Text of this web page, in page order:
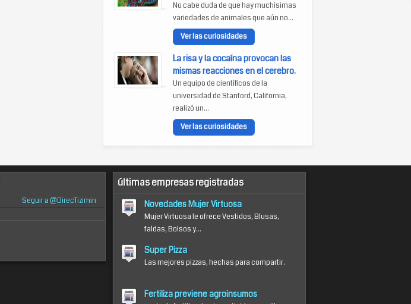
No cabe duda de que hay muchísimas
variedades de animales que aún no...
Ver las curiosidades
La risa y la cocaína provocan las
mismas reacciones en el cerebro.
Un equipo de científicos de la
universidad de Stanford, California,
realizó un...
Ver las curiosidades
Seguir a @DirecTizimin
últimas empresas registradas
Novedades Mujer Virtuosa
Mujer Virtuosa le ofrece Vestidos, Blusas,
faldas, Bolsos y...
Super Pizza
Las mejores pizzas, hechas para compartir.
Fertiliza previene agroinsumos